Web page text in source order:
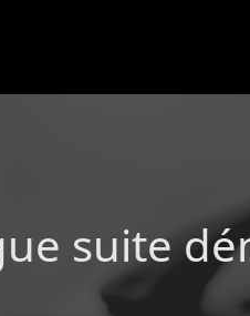
suite